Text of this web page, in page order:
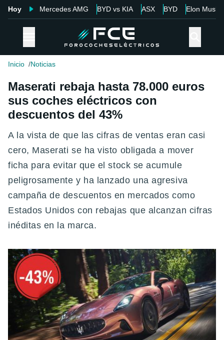
Hoy Mercedes AMG BYD vs KIA ASX BYD Elon Musk
Inicio Noticias
Maserati rebaja hasta 78.000 euros
sus coches eléctricos con
descuentos del 43%
A la vista de que las cifras de ventas eran casi
cero, Maserati se ha visto obligada a mover
ficha para evitar que el stock se acumule
peligrosamente y ha lanzado una agresiva
campaña de descuentos en mercados como
Estados Unidos con rebajas que alcanzan cifras
inéditas en la marca.